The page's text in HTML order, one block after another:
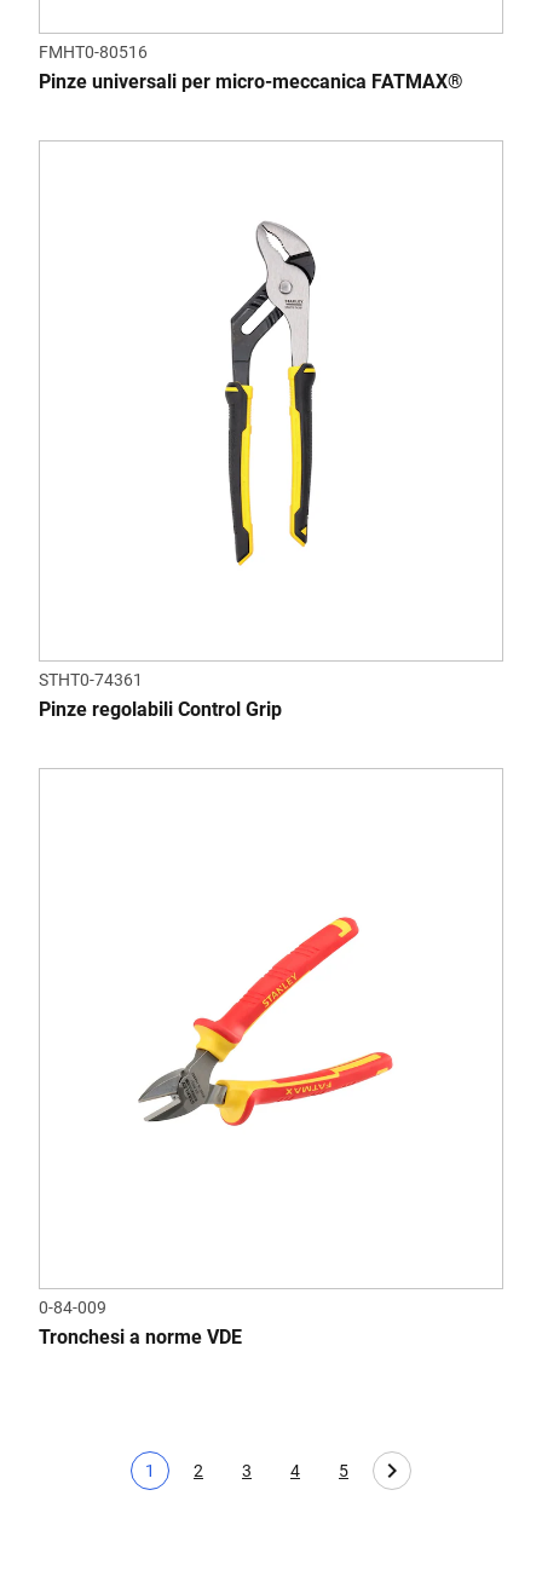
FMHT0-80516
Pinze universali per micro-meccanica FATMAX®
STHT0-74361
Pinze regolabili Control Grip
0-84-009
Tronchesi a norme VDE
Pagina corrente
1
Page
2
Page
3
Page
4
Page
5